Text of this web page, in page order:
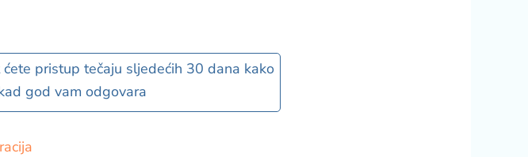
pristup tečaju sljedećih 30 dana kako
god vam odgovara